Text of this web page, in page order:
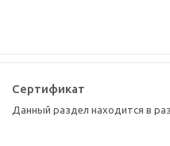
Сертификат
Данный раздел находится в